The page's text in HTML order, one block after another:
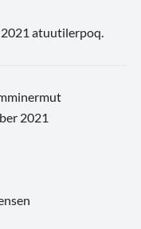
atuutilerpoq.
2021